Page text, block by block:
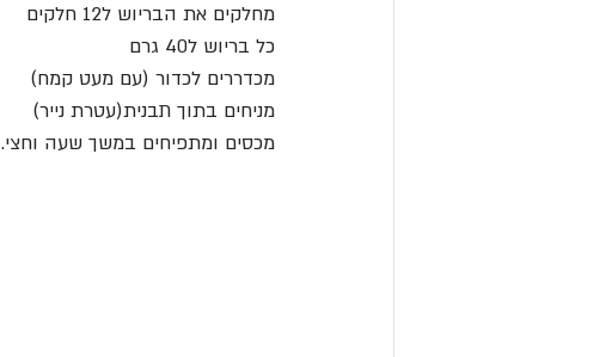
מחלקים את הבריוש ל12 חלקים
כל בריוש ל40 גרם
מכדררים לכדור (עם מעט קמח)
מניחים בתוך תבנית(עטרת נייר)
מכסים ומתפיחים במשך שעה וחצי.